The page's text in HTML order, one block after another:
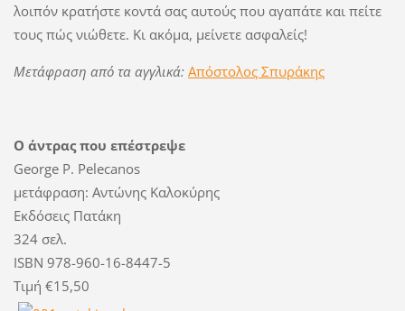
λοιπόν κρατήστε κοντά σας αυτούς που αγαπάτε και πείτε
τους πώς νιώθετε. Κι ακόμα, μείνετε ασφαλείς!
Μετάφραση από τα αγγλικά: Απόστολος Σπυράκης
Ο άντρας που επέστρεψε
George P. Pelecanos
μετάφραση: Αντώνης Καλοκύρης
Εκδόσεις Πατάκη
324 σελ.
ISBN 978-960-16-8447-5
Τιμή €15,50